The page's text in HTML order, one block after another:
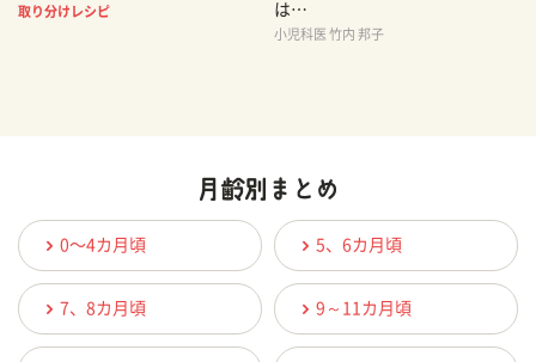
取り分けレシピ
は…
小児科医 竹内 邦子
0〜4カ月頃 5、6カ月頃
7、8カ月頃 9～11カ月頃